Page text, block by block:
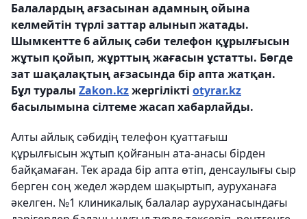
Балалардың ағзасынан адамның ойына
келмейтін түрлі заттар алынып жатады.
Шымкентте 6 айлық сәби телефон құрылғысын
жұтып қойып, жұрттың жағасын ұстатты. Бөгде
зат шақалақтың ағзасында бір апта жатқан.
Бұл туралы Zakon.kzжергілікті otyrar.kz
басылымына сілтеме жасап хабарлайды.
Алты айлық сәбидің телефон қуаттағыш
құрылғысын жұтып қойғанын ата-анасы бірден
байқамаған. Тек арада бір апта өтіп, денсаулығы сыр
берген соң жедел жәрдем шақыртып, ауруханаға
әкелген. №1 клиникалық балалар ауруханасындағы